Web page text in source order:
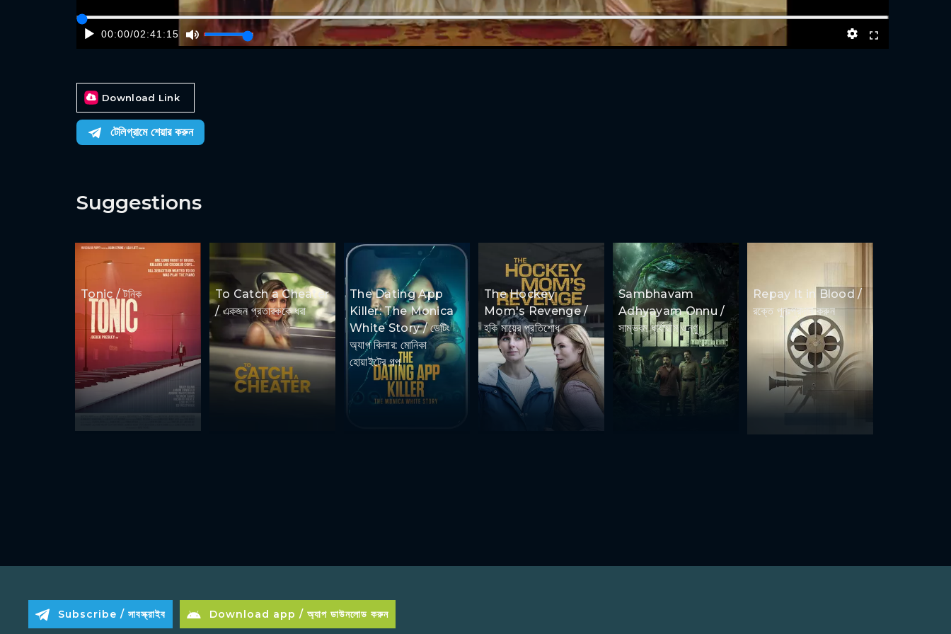
00:00/02:41:15
Download Link
টেলিগ্রামে শেয়ার করুন
Suggestions
Tonic / টনিক
To Catch a Cheater
/ একজন প্রতারককে ধরা
The Dating App
Killer: The Monica
White Story / ডেটিং
অ্যাপ কিলার: মোনিকা
হোয়াইটের গল্প
The Hockey
Mom's Revenge /
হকি মায়ের প্রতিশোধ
Sambhavam
Adhyayam Onnu /
সাম্ভবম ধার্যায়াম ওন্ণু
Repay It in Blood /
রক্তে পুনঃপ্রদান করুন
Subscribe / সাবস্ক্রাইব Download app / অ্যাপ ডাউনলোড করুন